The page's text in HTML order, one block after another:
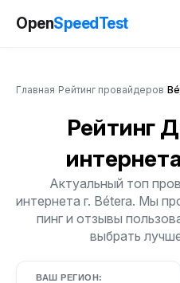
OpenSpeedTest
Главная Рейтинг провайдеров
Рейтинг
Актуальный топ
интернета г. Bétera. Мы
пинг и отзывы
выбрать
ВАШ РЕГИОН: